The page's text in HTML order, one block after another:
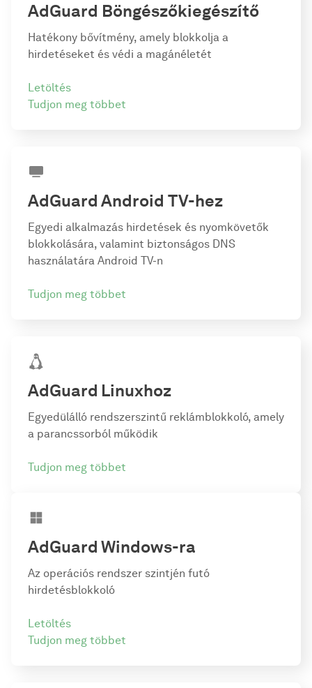
AdGuard Böngészőkiegészítő
Hatékony bővítmény, amely blokkolja a
hirdetéseket és védi a magánéletét
Tudjon meg többet
Letöltés
AdGuard Android TV-hez
Egyedi alkalmazás hirdetések és nyomkövetők
blokkolására, valamint biztonságos DNS
használatára Android TV-n
Tudjon meg többet
AdGuard Linuxhoz
Egyedülálló rendszerszintű reklámblokkoló, amely
a parancssorból működik
Tudjon meg többet
AdGuard Windows-ra
Az operációs rendszer szintjén futó
hirdetésblokkoló
Tudjon meg többet
Letöltés